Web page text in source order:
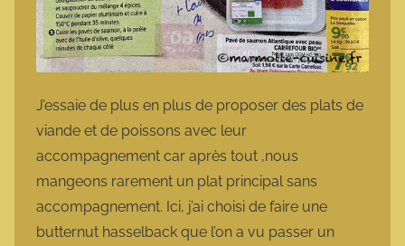
J’essaie de plus en plus de proposer des plats de
viande et de poissons avec leur
accompagnement car après tout ,nous
mangeons rarement un plat principal sans
accompagnement. Ici, j’ai choisi de faire une
butternut hasselback que l’on a vu passer un